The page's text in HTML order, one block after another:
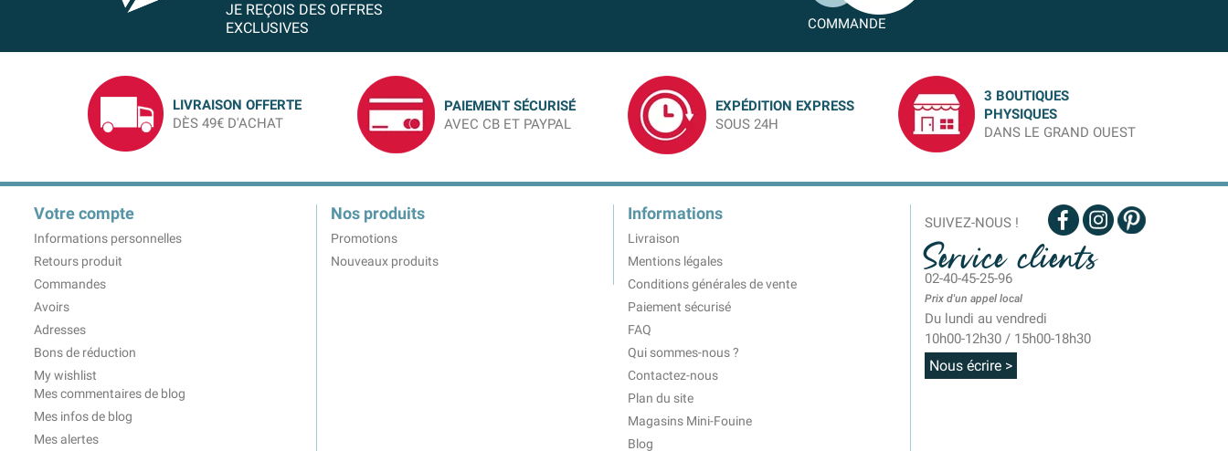
JE REÇOIS DES OFFRES
EXCLUSIVES
COMMANDE
LIVRAISON OFFERTE
DÈS 49€ D'ACHAT
PAIEMENT SÉCURISÉ
AVEC CB ET PAYPAL
EXPÉDITION EXPRESS
SOUS 24H
3 BOUTIQUES
PHYSIQUES
DANS LE GRAND OUEST
Votre compte
Informations personnelles
Retours produit
Commandes
Avoirs
Adresses
Bons de réduction
My wishlist
Mes commentaires de blog
Mes infos de blog
Mes alertes
Nos produits
Promotions
Nouveaux produits
Informations
Livraison
Mentions légales
Conditions générales de vente
Paiement sécurisé
FAQ
Qui sommes-nous ?
Contactez-nous
Plan du site
Magasins Mini-Fouine
Blog
SUIVEZ-NOUS !
Service clients
02-40-45-25-96
Prix d'un appel local
Du lundi au vendredi
10h00-12h30 / 15h00-18h30
Nous écrire >